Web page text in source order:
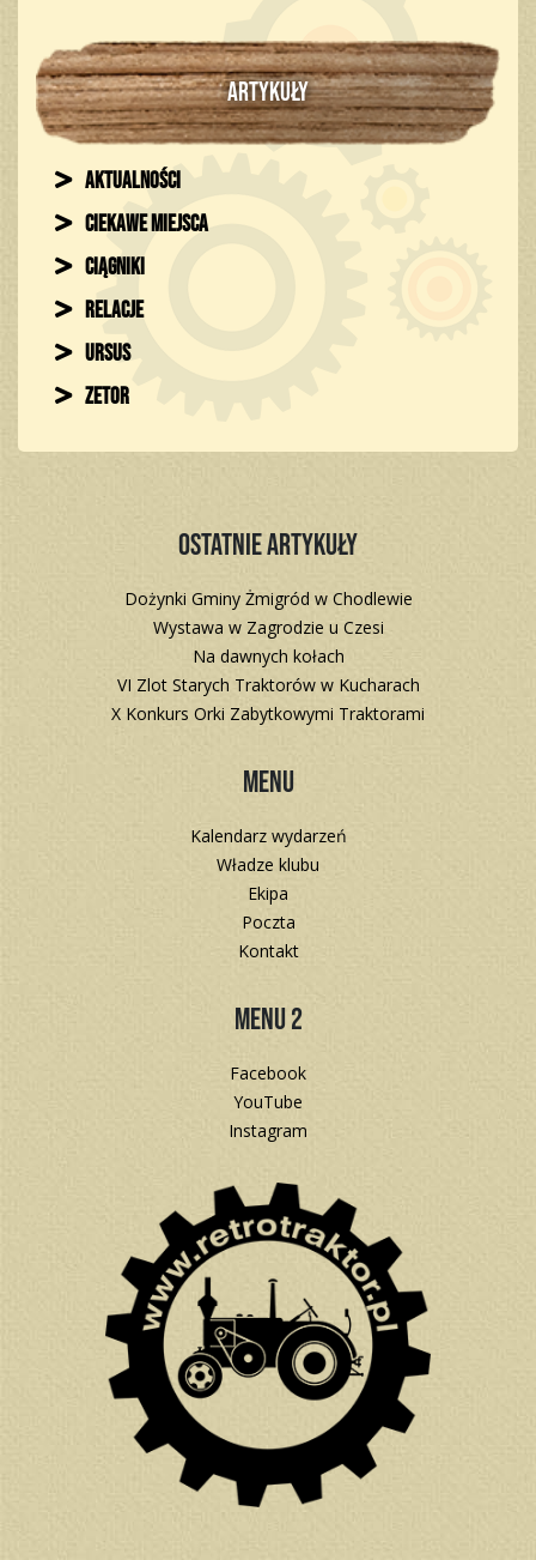
ARTYKUŁY
Aktualności
Ciekawe miejsca
Ciągniki
Relacje
Ursus
Zetor
Ostatnie artykuły
Dożynki Gminy Żmigród w Chodlewie
Wystawa w Zagrodzie u Czesi
Na dawnych kołach
VI Zlot Starych Traktorów w Kucharach
X Konkurs Orki Zabytkowymi Traktorami
Menu
Kalendarz wydarzeń
Władze klubu
Ekipa
Poczta
Kontakt
Menu 2
Facebook
YouTube
Instagram